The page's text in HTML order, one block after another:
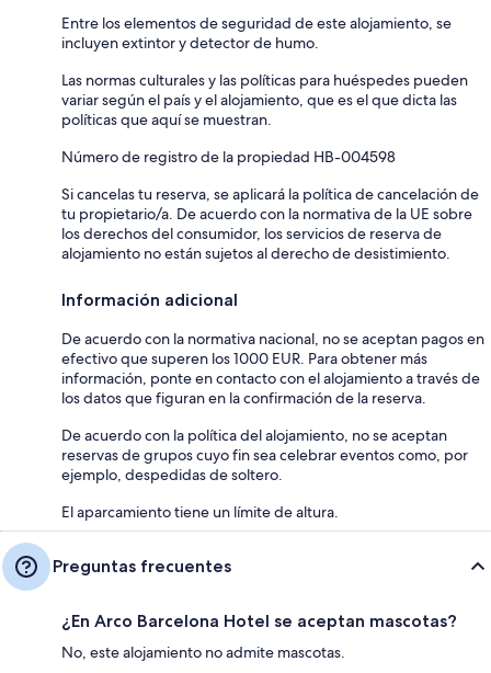
Entre los elementos de seguridad de este alojamiento, se
incluyen extintor y detector de humo.
Las normas culturales y las políticas para huéspedes pueden
variar según el país y el alojamiento, que es el que dicta las
políticas que aquí se muestran.
Número de registro de la propiedad HB-004598
Si cancelas tu reserva, se aplicará la política de cancelación de
tu propietario/a. De acuerdo con la normativa de la UE sobre
los derechos del consumidor, los servicios de reserva de
alojamiento no están sujetos al derecho de desistimiento.
Información adicional
De acuerdo con la normativa nacional, no se aceptan pagos en
efectivo que superen los 1000 EUR. Para obtener más
información, ponte en contacto con el alojamiento a través de
los datos que figuran en la confirmación de la reserva.
De acuerdo con la política del alojamiento, no se aceptan
reservas de grupos cuyo fin sea celebrar eventos como, por
ejemplo, despedidas de soltero.
El aparcamiento tiene un límite de altura.
Preguntas frecuentes
¿En Arco Barcelona Hotel se aceptan mascotas?
No, este alojamiento no admite mascotas.